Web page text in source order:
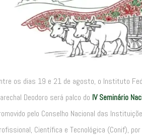
escrita e
de textos
pessoas cegas
Bom-
os dias 19 e 21 de agosto, o Instituto
Deodoro será palco do IV Seminário
pelo Conselho Nacional das
Científica e Tecnológica (Conif),